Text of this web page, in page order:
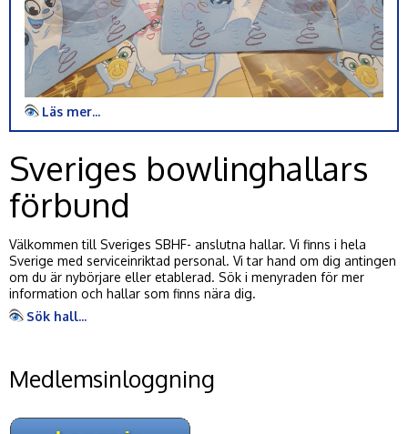
Läs mer...
Sveriges bowlinghallars
förbund
Välkommen till Sveriges SBHF- anslutna hallar. Vi finns i hela
Sverige med serviceinriktad personal. Vi tar hand om dig antingen
om du är nybörjare eller etablerad. Sök i menyraden för mer
information och hallar som finns nära dig.
Sök hall...
Medlemsinloggning